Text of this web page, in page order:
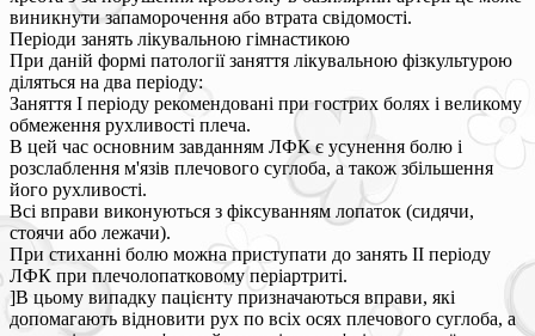
виникнути запаморочення або втрата свідомості.
Періоди занять лікувальною гімнастикою
При даній формі патології заняття лікувальною фізкультурою
діляться на два періоду:
Заняття I періоду рекомендовані при гострих болях і великому
обмеження рухливості плеча.
В цей час основним завданням ЛФК є усунення болю і
розслаблення м'язів плечового суглоба, а також збільшення
його рухливості.
Всі вправи виконуються з фіксуванням лопаток (сидячи,
стоячи або лежачи).
При стиханні болю можна приступати до занять II періоду
ЛФК при плечолопатковому періартриті.
]В цьому випадку пацієнту призначаються вправи, які
допомагають відновити рух по всіх осях плечового суглоба, а